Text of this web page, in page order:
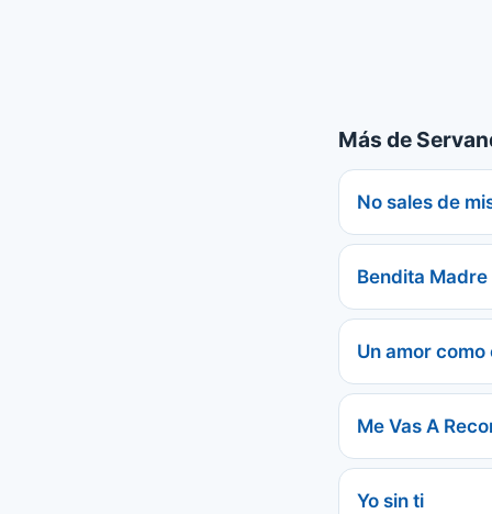
Más de
No sales de
Bendita Madre
Un amor como
Me Vas A
Yo sin ti